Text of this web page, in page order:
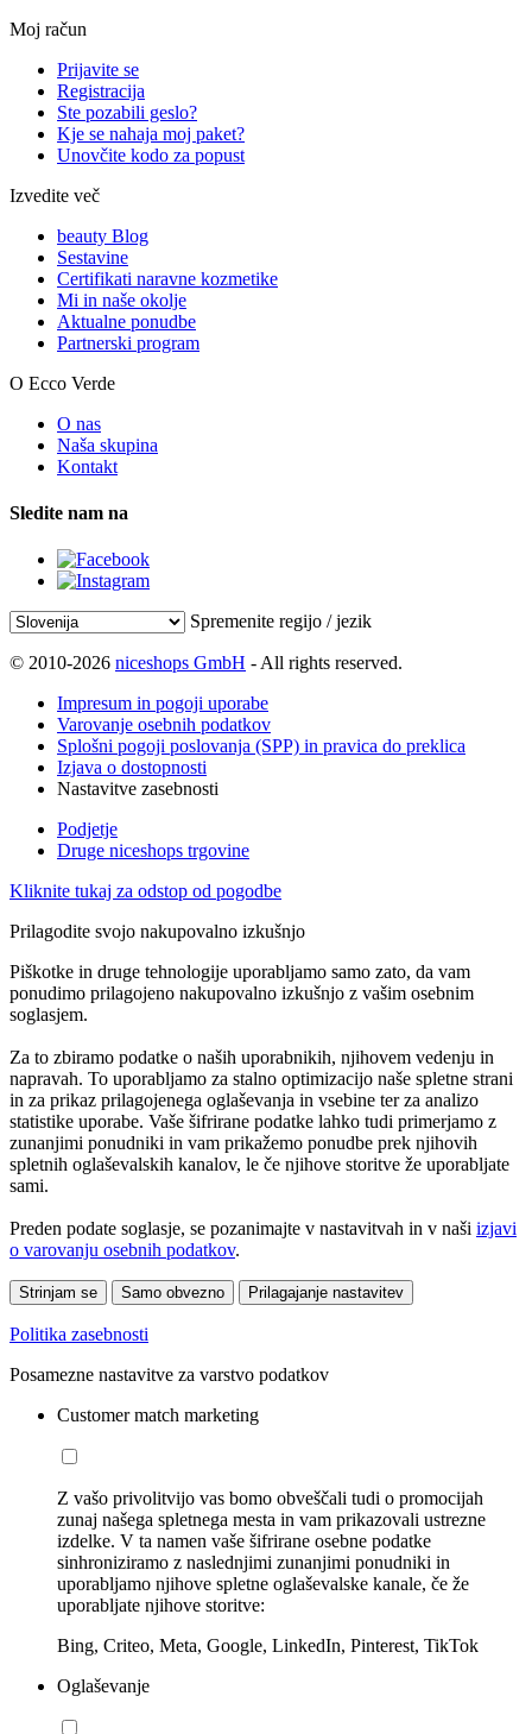
Moj račun
Prijavite se
Registracija
Ste pozabili geslo?
Kje se nahaja moj paket?
Unovčite kodo za popust
Izvedite več
beauty Blog
Sestavine
Certifikati naravne kozmetike
Mi in naše okolje
Aktualne ponudbe
Partnerski program
O Ecco Verde
O nas
Naša skupina
Kontakt
Sledite nam na
Spremenite regijo / jezik
© 2010-2026 niceshops GmbH - All rights reserved.
Impresum in pogoji uporabe
Varovanje osebnih podatkov
Splošni pogoji poslovanja (SPP) in pravica do preklica
Izjava o dostopnosti
Nastavitve zasebnosti
Podjetje
Druge niceshops trgovine
Kliknite tukaj za odstop od pogodbe
Prilagodite svojo nakupovalno izkušnjo
Piškotke in druge tehnologije uporabljamo samo zato, da vam
ponudimo prilagojeno nakupovalno izkušnjo z vašim osebnim
soglasjem.
Za to zbiramo podatke o naših uporabnikih, njihovem vedenju in
napravah. To uporabljamo za stalno optimizacijo naše spletne strani
in za prikaz prilagojenega oglaševanja in vsebine ter za analizo
statistike uporabe. Vaše šifrirane podatke lahko tudi primerjamo z
zunanjimi ponudniki in vam prikažemo ponudbe prek njihovih
spletnih oglaševalskih kanalov, le če njihove storitve že uporabljate
sami.
Preden podate soglasje, se pozanimajte v nastavitvah in v naši izjavi
o varovanju osebnih podatkov.
Strinjam se Samo obvezno Prilagajanje nastavitev
Politika zasebnosti
Posamezne nastavitve za varstvo podatkov
Customer match marketing
Z vašo privolitvijo vas bomo obveščali tudi o promocijah
zunaj našega spletnega mesta in vam prikazovali ustrezne
izdelke. V ta namen vaše šifrirane osebne podatke
sinhroniziramo z naslednjimi zunanjimi ponudniki in
uporabljamo njihove spletne oglaševalske kanale, če že
uporabljate njihove storitve:
Bing, Criteo, Meta, Google, LinkedIn, Pinterest, TikTok
Oglaševanje